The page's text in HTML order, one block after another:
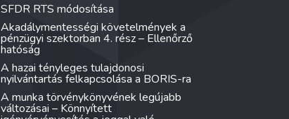
SFDR RTS módosítása
Akadálymentességi követelmények a
pénzügyi szektorban 4. rész – Ellenőrző
hatóság
A hazai tényleges tulajdonosi
nyilvántartás felkapcsolása a BORIS-ra
A munka törvénykönyvének legújabb
változásai – Könnyített